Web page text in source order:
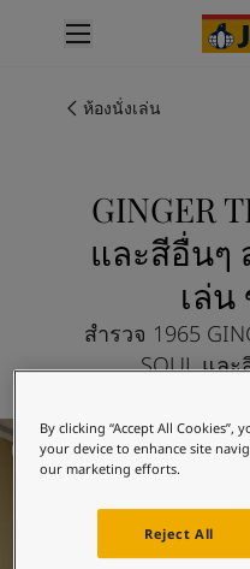
การทาสีภายใน
ไปที่แคตตาล็อกสินค้า
เฉดสีทาภายใน
คอลเลกชันสี
แผ่นตัวอย่างสีโจตัน
แรงบันดาลใจ
แรงบันดาลใจสีทาภายใน
แรงบันดาลใจสีทาภายนอก
บทความแรงบันดาลใจจากโ
ห้องนั่งเล่น
GINGER
และสีอื่นๆ
เล่
สำรวจ 1965
SOUL แล
Living Room Inspiration
By clicking “Accept All
your device to enhance site
our marketing efforts.
Reject All